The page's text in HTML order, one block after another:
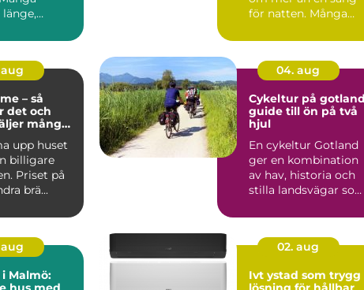
för natten. Många
n...
– så
det och
många
upp huset
billigare
Priset på
brä...
04. aug
Cykeltur på
guide till ön på två
hjul
En cykeltur Gotland
ger en kombination
av hav, historia och
stilla landsvägar
Malmö:
02. aug
Ivt ystad som trygg